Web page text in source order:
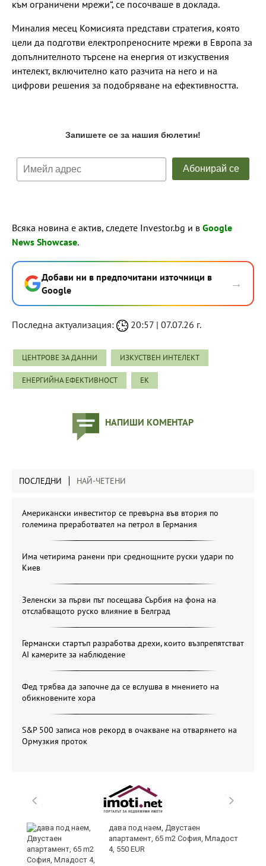
към ограничени мрежи“, се посочваше в доклада.
Миналия месец Комисията представи стратегия, която
цели да подготви електропреносните мрежи в Европа за
допълнителното търсене на енергия от изкуствения
интелект, включително като разчита на него и на
цифрови решения за подобряване на ефективността.
Всяка новина е актив, следете Investor.bg и в Google
News Showcase.
Добави ни в предпочитани източници в
Google
→
Последна актуализация: 20:57 | 07.07.26 г.
ЦЕНТРОВЕ ЗА ДАННИ ИЗКУСТВЕН ИНТЕЛЕКТ
ЕНЕРГИЙНА ЕФЕКТИВНОСТ ЕК
НАПИШИ КОМЕНТАР
ПОСЛЕДНИ НАЙ-ЧЕТЕНИ
Американски инвеститор се превърна във втория по
големина преработвател на петрол в Германия
Има четирима ранени при среднощните руски удари по
Киев
Зеленски за първи път посещава Сърбия на фона на
отслабващото руско влияние в Белград
Германски стартъп разработва дрехи, които възпрепятстват
AI камерите за наблюдение
Фед трябва да започне да се вслушва в мнението на
обикновените хора
S&P 500 записа нов рекорд в очакване на отварянето на
Ормузкия проток
дава под наем, Двустаен
апартамент, 65 m2 София, Младост
4, 550 EUR